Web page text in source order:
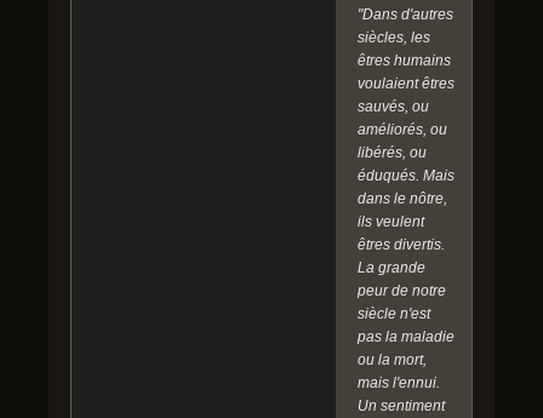
"Dans d'autres
siècles, les
êtres humains
voulaient êtres
sauvés, ou
améliorés, ou
libérés, ou
éduqués. Mais
dans le nôtre,
ils veulent
êtres divertis.
La grande
peur de notre
siècle n'est
pas la maladie
ou la mort,
mais l'ennui.
Un sentiment